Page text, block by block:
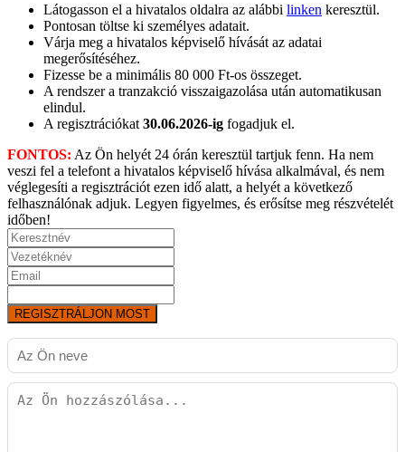
Látogasson el a hivatalos oldalra az alábbi linken keresztül.
Pontosan töltse ki személyes adatait.
Várja meg a hivatalos képviselő hívását az adatai
megerősítéséhez.
Fizesse be a minimális 80 000 Ft-os összeget.
A rendszer a tranzakció visszaigazolása után automatikusan
elindul.
A regisztrációkat 30.06.2026-ig fogadjuk el.
FONTOS: Az Ön helyét 24 órán keresztül tartjuk fenn. Ha nem
veszi fel a telefont a hivatalos képviselő hívása alkalmával, és nem
véglegesíti a regisztrációt ezen idő alatt, a helyét a következő
felhasználónak adjuk. Legyen figyelmes, és erősítse meg részvételét
időben!
REGISZTRÁLJON MOST